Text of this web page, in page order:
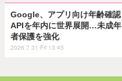
Google、アプリ向け年齢確認
APIを年内に世界展開…未成年
者保護を強化
2026.7.31 Fri 13:45